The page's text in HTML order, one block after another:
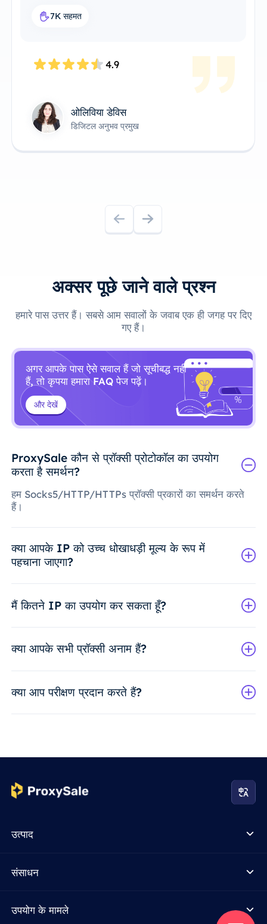
जेम्स एंडरसन
अक्सर पूछे जाने वाले प्रश्न
हमारे पास उत्तर हैं। सबसे आम सवालों के जवाब एक ही जगह पर दिए
गए हैं।
अगर आपके पास ऐसे सवाल हैं जो सूचीबद्ध नहीं
हैं, तो कृपया हमारा FAQ पेज पढ़ें।
और देखें
ProxySale कौन से प्रॉक्सी प्रोटोकॉल का उपयोग
करता है समर्थन?
हम Socks5/HTTP/HTTPs प्रॉक्सी प्रकारों का समर्थन करते
हैं।
क्या आपके IP को उच्च धोखाधड़ी मूल्य के रूप में
पहचाना जाएगा?
मैं कितने IP का उपयोग कर सकता हूँ?
क्या आपके सभी प्रॉक्सी अनाम हैं?
क्या आप परीक्षण प्रदान करते हैं?
उत्पाद
संसाधन
उपयोग के मामले